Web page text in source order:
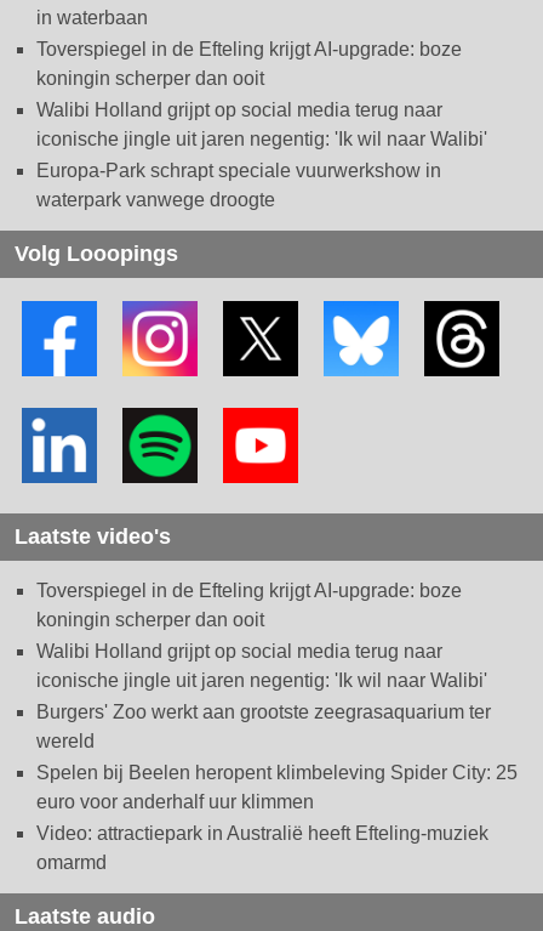
in waterbaan
Toverspiegel in de Efteling krijgt AI-upgrade: boze
koningin scherper dan ooit
Walibi Holland grijpt op social media terug naar
iconische jingle uit jaren negentig: 'Ik wil naar Walibi'
Europa-Park schrapt speciale vuurwerkshow in
waterpark vanwege droogte
Volg Looopings
Laatste video's
Toverspiegel in de Efteling krijgt AI-upgrade: boze
koningin scherper dan ooit
Walibi Holland grijpt op social media terug naar
iconische jingle uit jaren negentig: 'Ik wil naar Walibi'
Burgers' Zoo werkt aan grootste zeegrasaquarium ter
wereld
Spelen bij Beelen heropent klimbeleving Spider City: 25
euro voor anderhalf uur klimmen
Video: attractiepark in Australië heeft Efteling-muziek
omarmd
Laatste audio